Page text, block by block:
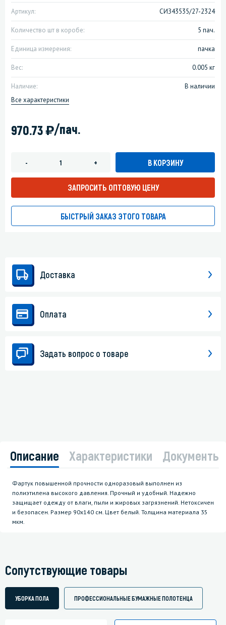
Артикул: СИЗ43535/27-2324
Количество шт в коробе: 5 пач.
Единица измерения: пачка
Вес: 0.005 кг
Наличие:
В наличии
Все характеристики
970.73)/пач.
- + В КОРЗИНУ
ЗАПРОСИТЬ ОПТОВУЮ ЦЕНУ
БЫСТРЫЙ ЗАКАЗ ЭТОГО ТОВАРА
Доставка
Оплата
Задать вопрос о товаре
Описание Характеристики Документы
Фартук повышенной прочности одноразовый выполнен из
полиэтилена высокого давления. Прочный и удобный. Надежно
защищает одежду от влаги, пыли и жировых загрязнений. Нетоксичен
и безопасен. Размер 90х140 см. Цвет белый. Толщина материала 35
мкм.
Сопутствующие товары
УБОРКА ПОЛА ПРОФЕССИОНАЛЬНЫЕ БУМАЖНЫЕ ПОЛОТЕНЦА